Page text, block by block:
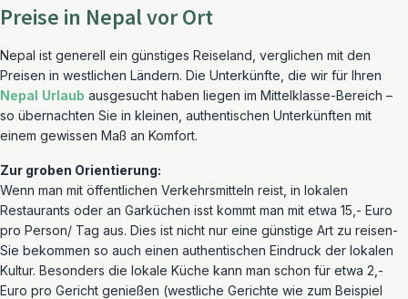
Preise in Nepal vor Ort
Nepal ist generell ein günstiges Reiseland, verglichen mit den
Preisen in westlichen Ländern. Die Unterkünfte, die wir für Ihren
Nepal Urlaub ausgesucht haben liegen im Mittelklasse-Bereich –
so übernachten Sie in kleinen, authentischen Unterkünften mit
einem gewissen Maß an Komfort.
Zur groben Orientierung:
Wenn man mit öffentlichen Verkehrsmitteln reist, in lokalen
Restaurants oder an Garküchen isst kommt man mit etwa 15,- Euro
pro Person/ Tag aus. Dies ist nicht nur eine günstige Art zu reisen-
Sie bekommen so auch einen authentischen Eindruck der lokalen
Kultur. Besonders die lokale Küche kann man schon für etwa 2,-
Euro pro Gericht genießen (westliche Gerichte wie zum Beispiel